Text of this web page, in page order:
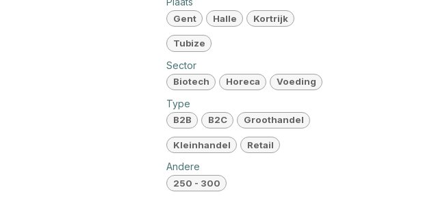
Gent Halle Kortrijk
Tubize
Sector
Biotech Horeca Voeding
Type
B2B B2C Groothandel
Kleinhandel Retail
Andere
250 - 300